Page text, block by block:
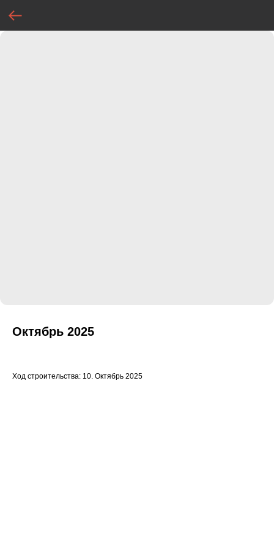
Октябрь 2025
Ход строительства: 10. Октябрь 2025